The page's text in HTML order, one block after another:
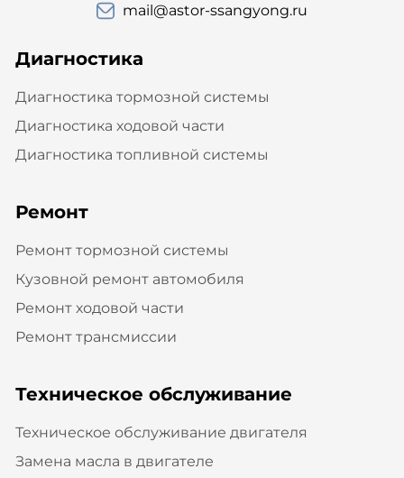
mail@astor-ssangyong.ru
Диагностика
Диагностика тормозной системы
Диагностика ходовой части
Диагностика топливной системы
Ремонт
Ремонт тормозной системы
Кузовной ремонт автомобиля
Ремонт ходовой части
Ремонт трансмиссии
Техническое обслуживание
Техническое обслуживание двигателя
Замена масла в двигателе